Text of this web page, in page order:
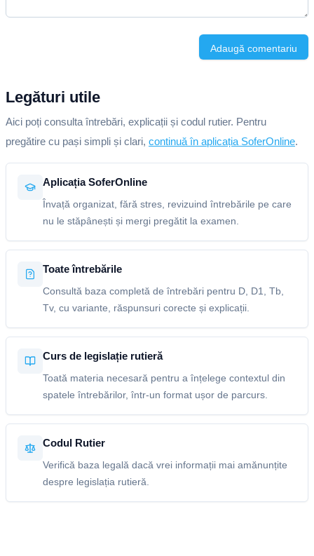
Adaugă comentariu
Legături utile
Aici poți consulta întrebări, explicații și codul rutier. Pentru
pregătire cu pași simpli și clari, continuă în aplicația SoferOnline.
Aplicația SoferOnline
Învață organizat, fără stres, revizuind întrebările pe care
nu le stăpânești și mergi pregătit la examen.
Toate întrebările
Consultă baza completă de întrebări pentru D, D1, Tb,
Tv, cu variante, răspunsuri corecte și explicații.
Curs de legislație rutieră
Toată materia necesară pentru a înțelege contextul din
spatele întrebărilor, într-un format ușor de parcurs.
Codul Rutier
Verifică baza legală dacă vrei informații mai amănunțite
despre legislația rutieră.